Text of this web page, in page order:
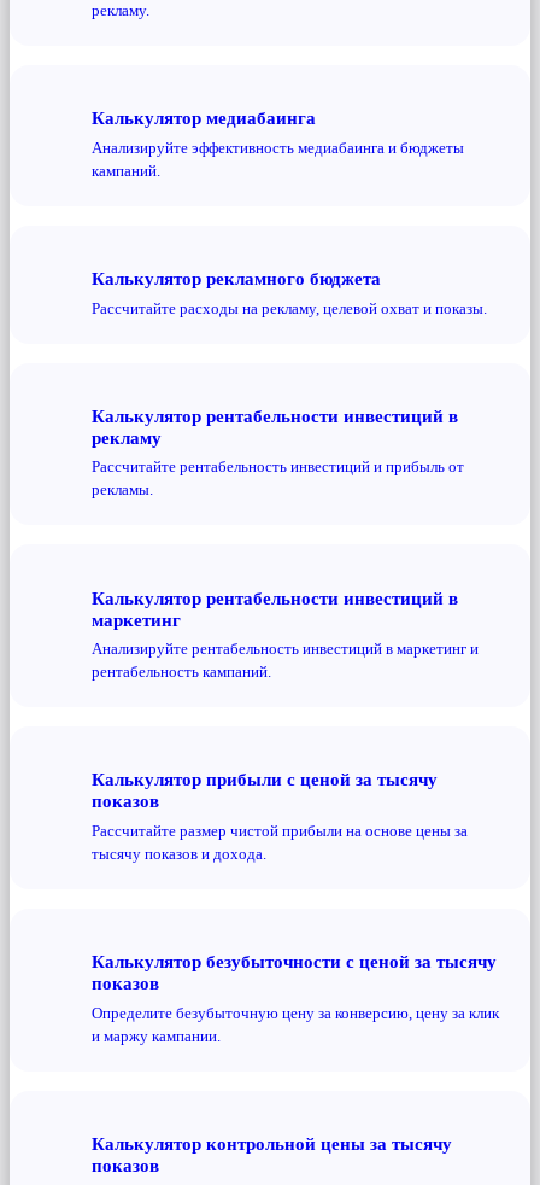
рекламу.
Калькулятор медиабаинга
Анализируйте эффективность медиабаинга и бюджеты
кампаний.
Калькулятор рекламного бюджета
Рассчитайте расходы на рекламу, целевой охват и показы.
Калькулятор рентабельности инвестиций в
рекламу
Рассчитайте рентабельность инвестиций и прибыль от
рекламы.
Калькулятор рентабельности инвестиций в
маркетинг
Анализируйте рентабельность инвестиций в маркетинг и
рентабельность кампаний.
Калькулятор прибыли с ценой за тысячу
показов
Рассчитайте размер чистой прибыли на основе цены за
тысячу показов и дохода.
Калькулятор безубыточности с ценой за тысячу
показов
Определите безубыточную цену за конверсию, цену за клик
и маржу кампании.
Калькулятор контрольной цены за тысячу
показов